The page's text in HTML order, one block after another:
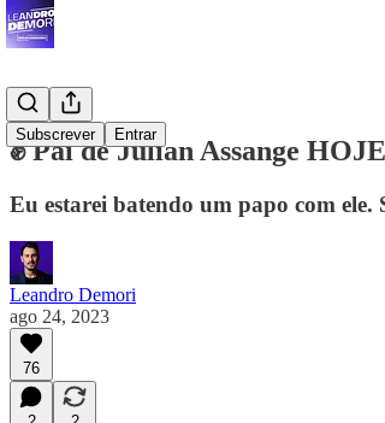
Subscrever Entrar
✊ Pai de Julian Assange
Eu estarei batendo um papo com ele.
Leandro Demori
ago 24, 2023
76